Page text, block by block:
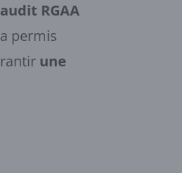
audit RGAA
permis
une